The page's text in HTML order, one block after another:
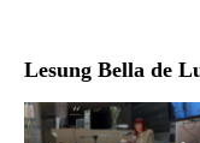
Lesung Bella de